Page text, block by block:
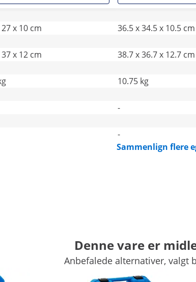
x 10 cm 36.5 x 34.5 x 10.5 cm
x 12 cm 38.7 x 36.7 x 12.7 cm
10.75 kg
-
-
Sammenlign flere
Denne vare er
Anbefalede alternativer, valgt
brug